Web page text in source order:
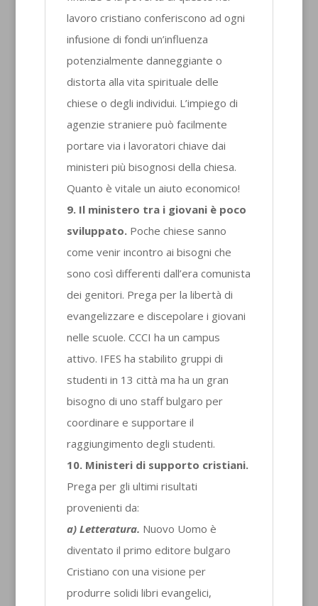
lavoro cristiano conferiscono ad ogni
infusione di fondi un’influenza
potenzialmente danneggiante o
distorta alla vita spirituale delle
chiese o degli individui. L’impiego di
agenzie straniere può facilmente
portare via i lavoratori chiave dai
ministeri più bisognosi della chiesa.
Quanto è vitale un aiuto economico!
9. Il ministero tra i giovani è poco
sviluppato.Poche chiese sanno
come venir incontro ai bisogni che
sono così differenti dall’era comunista
dei genitori. Prega per la libertà di
evangelizzare e discepolare i giovani
nelle scuole. CCCI ha un campus
attivo. IFES ha stabilito gruppi di
studenti in 13 città ma ha un gran
bisogno di uno staff bulgaro per
coordinare e supportare il
raggiungimento degli studenti.
10. Ministeri di supporto cristiani.
Prega per gli ultimi risultati
provenienti da:
a) Letteratura. Nuovo Uomo è
diventato il primo editore bulgaro
Cristiano con una visione per
produrre solidi libri evangelici,